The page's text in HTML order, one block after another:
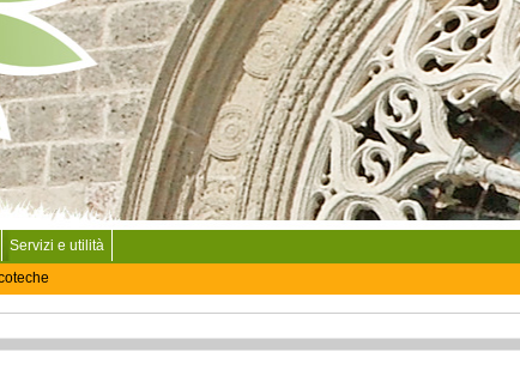
Servizi e utilità